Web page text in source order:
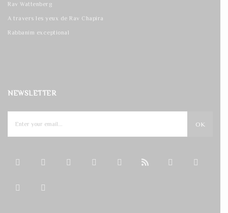
Rav Wattenberg
A travers les yeux de Rav Chapira
Rabbanim exceptional
NEWSLETTER
OK